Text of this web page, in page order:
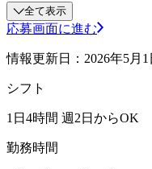
全て表示
応募画面に進む
情報更新日：2026年5月1
シフト
1日4時間 週2日からOK
勤務時間